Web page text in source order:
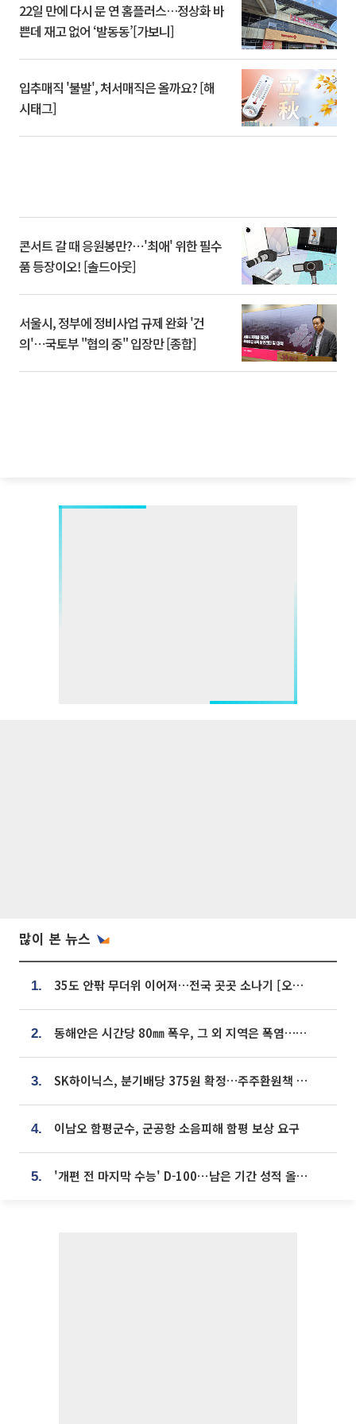
22일 만에 다시 문 연 홈플러스…정상화 바
쁜데 재고 없어 ‘발동동’[가보니]
입추매직 '불발', 처서매직은 올까요? [해
시태그]
콘서트 갈 때 응원봉만?⋯'최애' 위한 필수
품 등장이오! [솔드아웃]
서울시, 정부에 정비사업 규제 완화 '건
의'⋯국토부 "협의 중" 입장만 [종합]
많이 본 뉴스
1. 35도 안팎 무더위 이어져…전국 곳곳 소나기 [오늘 날씨]
2. 동해안은 시간당 80㎜ 폭우, 그 외 지역은 폭염…‘극과 극 날씨’
3. SK하이닉스, 분기배당 375원 확정…주주환원책 9월로 앞당겨 발표
4. 이남오 함평군수, 군공항 소음피해 함평 보상 요구
5. '개편 전 마지막 수능' D-100⋯남은 기간 성적 올릴 전략은